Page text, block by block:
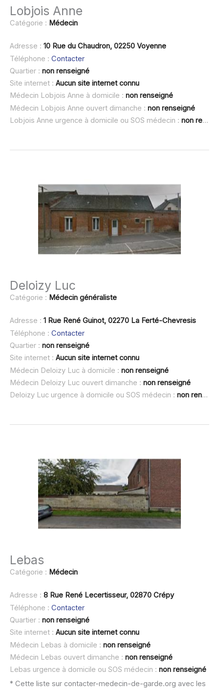
Lobjois Anne
Catégorie : Médecin
Adresse : 10 Rue du Chaudron, 02250 Voyenne
Téléphone : Contacter
Quartier : non renseigné
Site internet : Aucun site internet connu
Médecin Lobjois Anne à domicile : non renseigné
Médecin Lobjois Anne ouvert dimanche : non renseigné
Lobjois Anne urgence à domicile ou SOS médecin : non renseigné
Deloizy Luc
Catégorie : Médecin généraliste
Adresse : 1 Rue René Guinot, 02270 La Ferté-Chevresis
Téléphone : Contacter
Quartier : non renseigné
Site internet : Aucun site internet connu
Médecin Deloizy Luc à domicile : non renseigné
Médecin Deloizy Luc ouvert dimanche : non renseigné
Deloizy Luc urgence à domicile ou SOS médecin : non renseigné
Lebas
Catégorie : Médecin
Adresse : 8 Rue René Lecertisseur, 02870 Crépy
Téléphone : Contacter
Quartier : non renseigné
Site internet : Aucun site internet connu
Médecin Lebas à domicile : non renseigné
Médecin Lebas ouvert dimanche : non renseigné
Lebas urgence à domicile ou SOS médecin : non renseigné
* Cette liste sur contacter-medecin-de-garde.org avec les